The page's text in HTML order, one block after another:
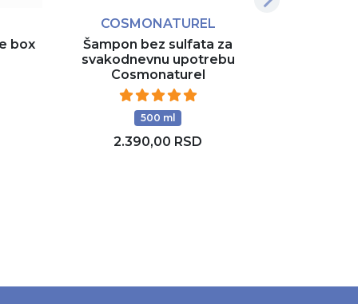
box
COSMONATUREL
Šampon bez sulfata za
svakodnevnu upotrebu
Cosmonaturel
500 ml
2.390,00 RSD